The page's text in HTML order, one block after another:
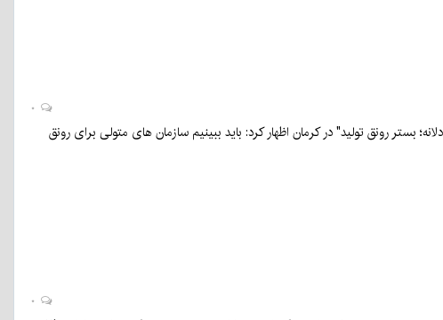
علمی تخصصی "مالیات عادلانه؛ بستر رونق تولید" در کرمان اظهار کرد: باید ببینیم سازمان های متولی برای رونق